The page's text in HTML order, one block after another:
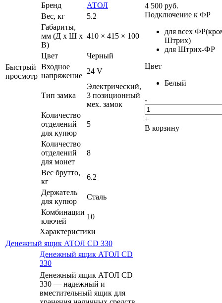
Быстрый
просмотр
Бренд
АТОЛ
Вес, кг
5.2
Габариты,
мм (Д x Ш x
В)
410 × 415 × 100
Цвет
Черный
Входное
напряжение
24 V
Тип замка
Электрический,
3 позиционный
мех. замок
Количество
отделений
для купюр
5
Количество
отделений
для монет
8
Вес брутто,
кг
6.2
Держатель
для купюр
Сталь
Комбинации
ключей
10
Характеристики
4 500 руб.
Подключение к ФР
для всех
Штрих)
для Штрих-ФР
Цвет
Белый
-
+
В корзину
Денежный ящик АТОЛ CD 330
Денежный ящик АТОЛ CD
330
Денежный ящик АТОЛ CD
330 — надежный и
вместительный ящик для